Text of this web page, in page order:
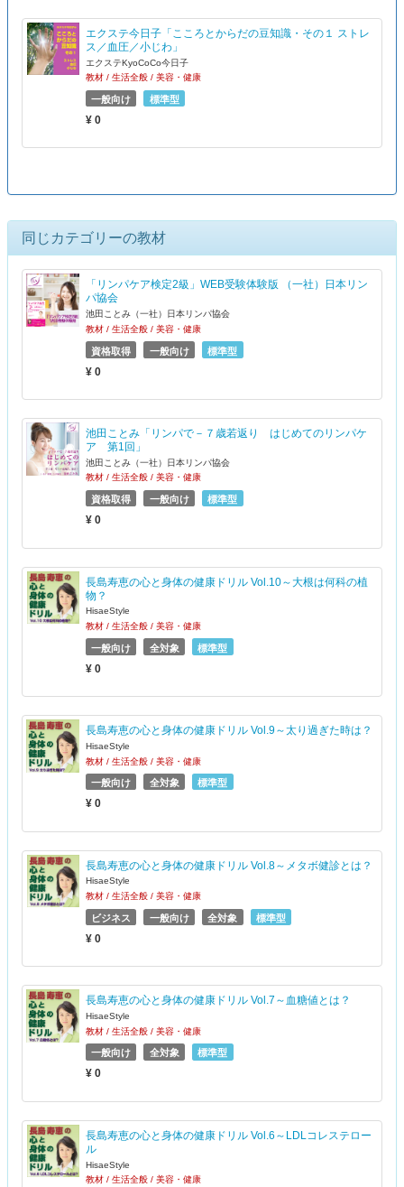
エクステ今日子「こころとからだの豆知識・その１ ストレ
ス／血圧／小じわ」
エクステKyoCoCo今日子
教材 / 生活全般 / 美容・健康
一般向け 標準型
¥ 0
同じカテゴリーの教材
「リンパケア検定2級」WEB受験体験版 （一社）日本リン
パ協会
池田ことみ（一社）日本リンパ協会
教材 / 生活全般 / 美容・健康
資格取得 一般向け 標準型
¥ 0
池田ことみ「リンパで－７歳若返り はじめてのリンパケ
ア 第1回」
池田ことみ（一社）日本リンパ協会
教材 / 生活全般 / 美容・健康
資格取得 一般向け 標準型
¥ 0
長島寿恵の心と身体の健康ドリル Vol.10～大根は何科の植
物？
HisaeStyle
教材 / 生活全般 / 美容・健康
一般向け 全対象 標準型
¥ 0
長島寿恵の心と身体の健康ドリル Vol.9～太り過ぎた時は？
HisaeStyle
教材 / 生活全般 / 美容・健康
一般向け 全対象 標準型
¥ 0
長島寿恵の心と身体の健康ドリル Vol.8～メタボ健診とは？
HisaeStyle
教材 / 生活全般 / 美容・健康
ビジネス 一般向け 全対象 標準型
¥ 0
長島寿恵の心と身体の健康ドリル Vol.7～血糖値とは？
HisaeStyle
教材 / 生活全般 / 美容・健康
一般向け 全対象 標準型
¥ 0
長島寿恵の心と身体の健康ドリル Vol.6～LDLコレステロー
ル
HisaeStyle
教材 / 生活全般 / 美容・健康